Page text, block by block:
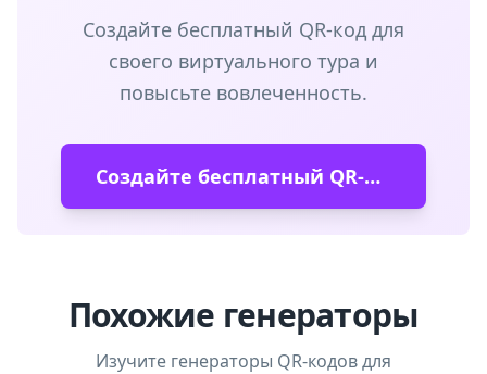
Создайте бесплатный QR-код для
своего виртуального тура и
повысьте вовлеченность.
Создайте бесплатный QR-код
Похожие генераторы
Изучите генераторы QR-кодов для